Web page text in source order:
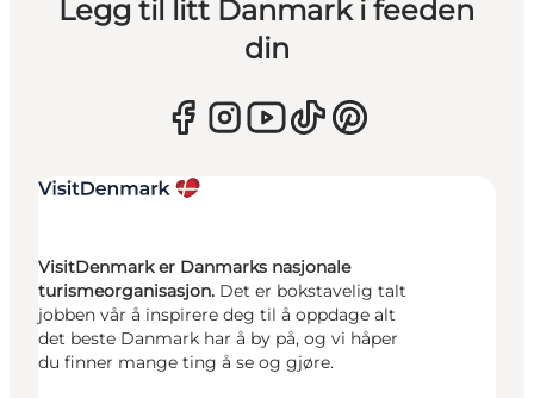
Legg til litt Danmark i feeden
din
VisitDenmark er Danmarks nasjonale
turismeorganisasjon. Det er bokstavelig talt
jobben vår å inspirere deg til å oppdage alt
det beste Danmark har å by på, og vi håper
du finner mange ting å se og gjøre.